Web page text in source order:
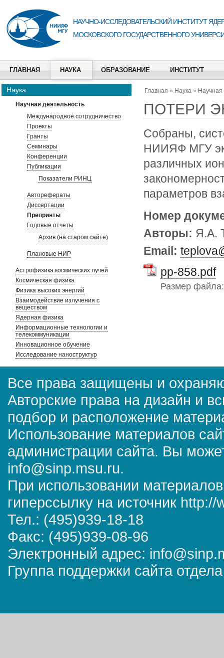
НАУЧНО-ИССЛЕДОВАТЕЛЬСКИЙ ИНСТИТУТ
МОСКОВСКОГО ГОСУДАРСТВЕННОГО
ГЛАВНАЯ НАУКА ОБРАЗОВАНИЕ ИНСТИТУТ
Наука
Научная деятельность
Международное сотрудничество
Проекты
Гранты
Семинары
Конференции
Публикации
Показатели РИНЦ
Авторефераты
Диссертации
Препринты
Годовые отчеты
Архив (на старом сайте)
Плановые НИР
Астрофизика космических лучей
Космическая физика
Физика высоких энергий
Взаимодействие излучения с
веществом
Ядерная физика
Информационные технологии и
телекоммуникации
Инновационное обучение
Исследование наноструктур
Главная » Наука » Научная
ПОТЕРИ
Собраны,
НИИЯФ МГУ
различных
параметров
Номер
Авторы: Я.А.
Email:
pp-858.pdf
Размер
Все права защищены и
Авторские права на дизайн и
подбор и расположение
Использование материалов
администрации сайта. Вы
info@sinp.msu.ru.
При использовании
гиперссылку на источник
Тел.: (495)939-18-18
Факс: (495)939-08-96
Электронный адрес:
Группа поддержки сайта